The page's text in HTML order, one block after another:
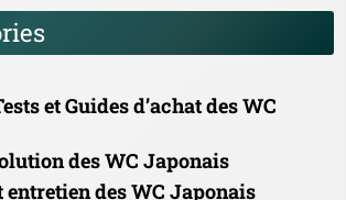
et Guides d’achat des WC
des WC Japonais
des WC Japonais